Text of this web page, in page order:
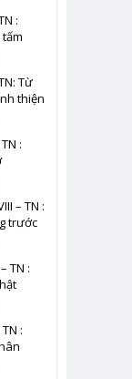
:
tình
Từ
thiện
:
– TN :
trước
TN :
:
của